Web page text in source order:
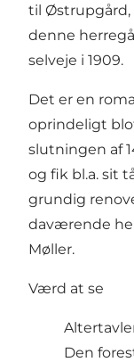
til Østrupgård,
denne
selveje i 1909.
Det er en
oprindeligt
slutningen af
og fik bl.a. sit
grundig
daværende
Møller.
Værd at se
Den